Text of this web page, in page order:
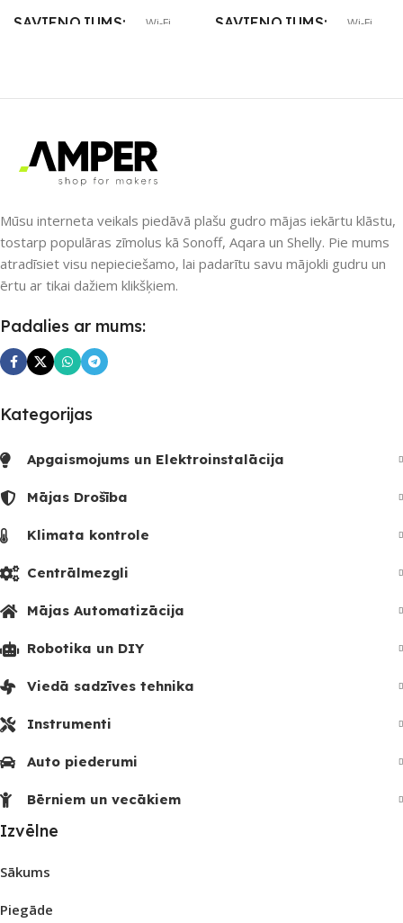
SAVIENOJUMS Wi-Fi
PIEEJAMS UZREIZ
Nē
UZREIZ PIEEJAMAIS
SKAITS
SAVIENOJUMS Wi-Fi
Nē
UZREIZ PIEEJAMAIS
Mūsu interneta veikals piedāvā plašu gudro mājas iekārtu klāstu,
tostarp populāras zīmolus kā Sonoff, Aqara un Shelly. Pie mums
atradīsiet visu nepieciešamo, lai padarītu savu mājokli gudru un
ērtu ar tikai dažiem klikšķiem.
Padalies ar mums:
Kategorijas
Apgaismojums un Elektroinstalācija
Mājas Drošība
Klimata kontrole
Centrālmezgli
Mājas Automatizācija
Robotika un DIY
Viedā sadzīves tehnika
Instrumenti
Auto piederumi
Bērniem un vecākiem
Izvēlne
Sākums
Piegāde